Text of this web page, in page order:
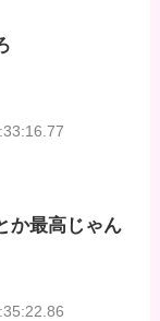
か最高じゃん